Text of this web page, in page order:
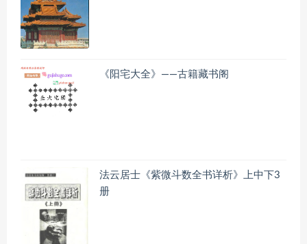
《阳宅大全》——古籍藏书阁
法云居士《紫微斗数全书详析》上中下3
册